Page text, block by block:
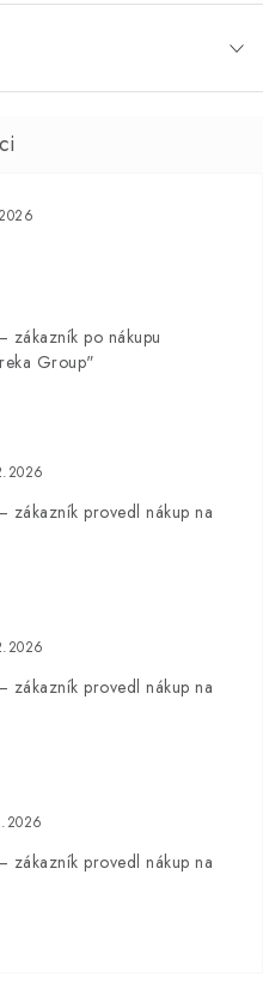
zákazník po nákupu
Group"
zákazník provedl nákup na
zákazník provedl nákup na
zákazník provedl nákup na